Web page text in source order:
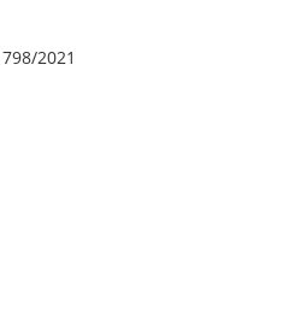
2021